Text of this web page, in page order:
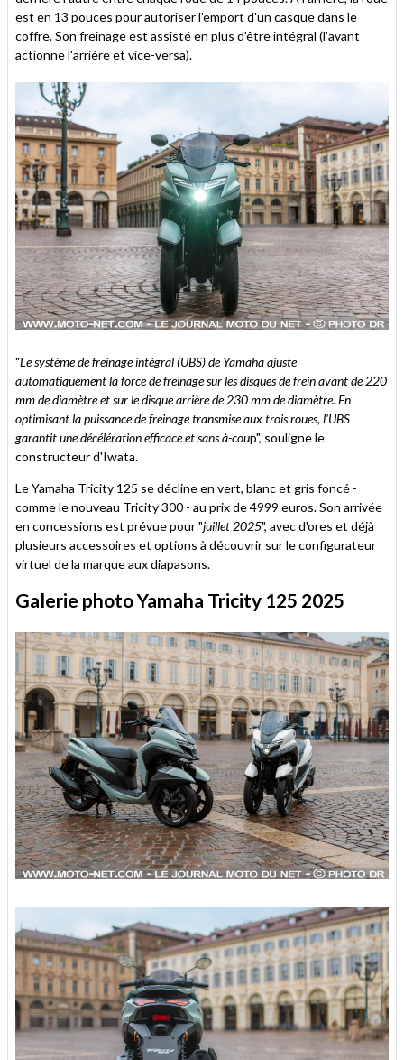
est en 13 pouces pour autoriser l'emport d'un casque dans le
coffre. Son freinage est assisté en plus d'être intégral (l'avant
actionne l'arrière et vice-versa).
"Le système de freinage intégral (UBS) de Yamaha ajuste
automatiquement la force de freinage sur les disques de frein avant de 220
mm de diamètre et sur le disque arrière de 230 mm de diamètre. En
optimisant la puissance de freinage transmise aux trois roues, l'UBS
garantit une décélération efficace et sans à-coup", souligne le
constructeur d'Iwata.
Le Yamaha Tricity 125 se décline en vert, blanc et gris foncé -
comme le nouveau Tricity 300 - au prix de 4999 euros. Son arrivée
en concessions est prévue pour "juillet 2025", avec d'ores et déjà
plusieurs accessoires et options à découvrir sur le configurateur
virtuel de la marque aux diapasons.
Galerie photo Yamaha Tricity 125 2025